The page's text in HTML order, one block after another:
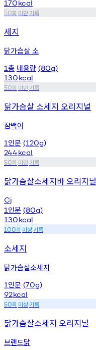
170kcal
50회 미만기록
세지
닭가슴살 소
1총 내용량 (80g)
130kcal
50회 미만기록
닭가슴살 소세지 오리지널
잠백이
1 인분 (120g)
244kcal
50회 미만기록
닭가슴살소세지바 오리지널
Cj
1 인분 (80g)
130kcal
100회 이상기록
소세지
닭가슴살소세지
1 인분 (70g)
92kcal
50회 이상기록
닭가슴살소세지 오리지널
브랜드닭